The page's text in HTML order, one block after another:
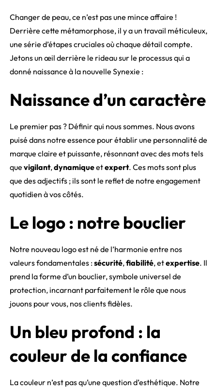
Changer de peau, ce n’est pas une mince affaire !
Derrière cette métamorphose, il y a un travail méticuleux,
une série d’étapes cruciales où chaque détail compte.
Jetons un œil derrière le rideau sur le processus qui a
donné naissance à la nouvelle Synexie :
Naissance d’un caractère
Le premier pas ? Définir qui nous sommes. Nous avons
puisé dans notre essence pour établir une personnalité de
marque claire et puissante, résonnant avec des mots tels
que vigilant,dynamiqueetexpert. Ces mots sont plus
que des adjectifs ; ils sont le reflet de notre engagement
quotidien à vos côtés.
Le logo : notre bouclier
Notre nouveau logo est né de l’harmonie entre nos
valeurs fondamentales :sécurité,fiabilité, etexpertise. Il
prend la forme d’un bouclier, symbole universel de
protection, incarnant parfaitement le rôle que nous
jouons pour vous, nos clients fidèles.
Un bleu profond : la
couleur de la confiance
La couleur n’est pas qu’une question d’esthétique. Notre